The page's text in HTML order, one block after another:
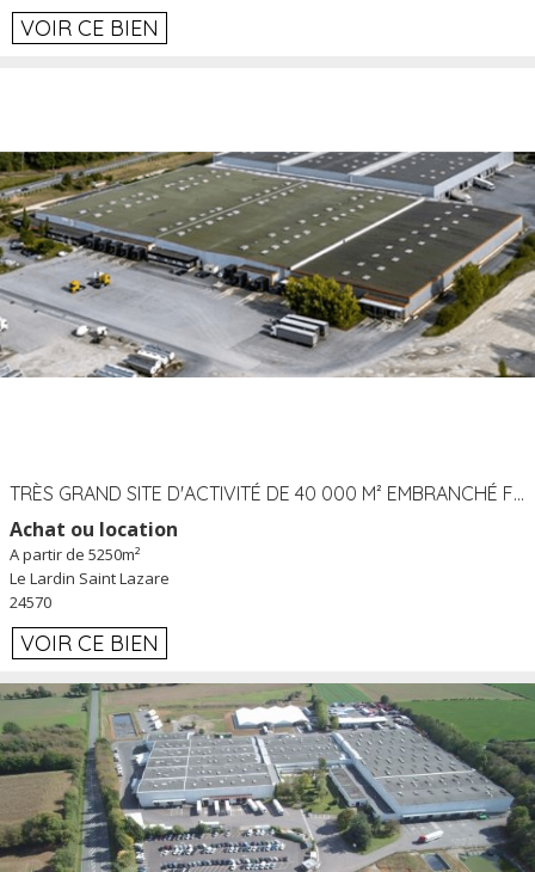
VOIR CE BIEN
TRÈS GRAND SITE D'ACTIVITÉ DE 40 000 M² EMBRANCHÉ FER AU LARDIN SAINT LAZARE (24) PROCHE A89 À LOUER
Achat ou location
A partir de 5250m²
Le Lardin Saint Lazare
24570
VOIR CE BIEN